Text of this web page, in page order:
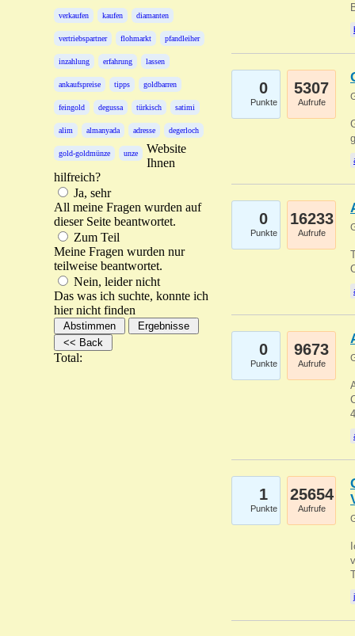
verkaufen kaufen diamanten
vertriebspartner flohmarkt pfandleiher
inzahlung erfahrung lassen
ankaufspreise tipps goldbarren
feingold degussa türkisch satimi
alim almanyada adresse degerloch
gold-goldmünze unze
Website
Ihnen
hilfreich?
Ja, sehr
All meine Fragen wurden auf
dieser Seite beantwortet.
Zum Teil
Meine Fragen wurden nur
teilweise beantwortet.
Nein, leider nicht
Das was ich suchte, konnte ich
hier nicht finden
Total:
0
Punkte
5307
Aufrufe
0
Punkte
16233
Aufrufe
0
Punkte
9673
Aufrufe
1
Punkte
25654
Aufrufe